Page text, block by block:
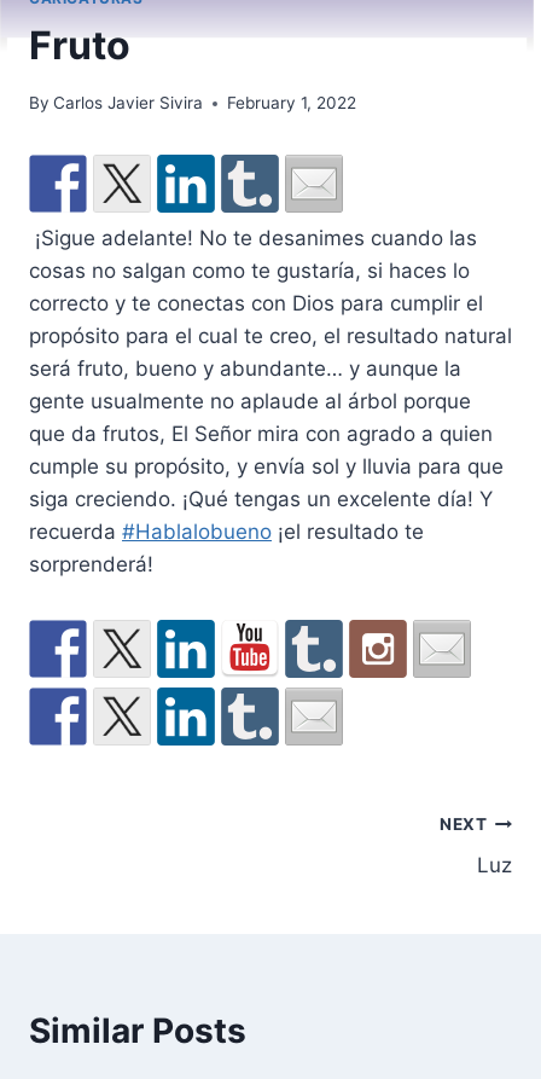
Fruto
By Carlos Javier Sivira February 1, 2022
¡Sigue adelante! No te desanimes cuando las
cosas no salgan como te gustaría, si haces lo
correcto y te conectas con Dios para cumplir el
propósito para el cual te creo, el resultado natural
será fruto, bueno y abundante… y aunque la
gente usualmente no aplaude al árbol porque
que da frutos, El Señor mira con agrado a quien
cumple su propósito, y envía sol y lluvia para que
siga creciendo. ¡Qué tengas un excelente día! Y
recuerda #Hablalobueno ¡el resultado te
sorprenderá!
NEXT
Luz
Similar Posts